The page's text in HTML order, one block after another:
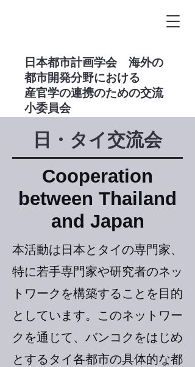
​日本都市計画学会 海外の
都市開発分野における
産官学の連携のための交流
小委員会
日・タイ交流会
Cooperation
between Thailand
and Japan
本活動は日本とタイの専門家、
特に若手専門家や研究者のネッ
トワークを構築することを目的
としています。このネットワー
クを通じて、バンコクをはじめ
とするタイ各都市の具体的な都